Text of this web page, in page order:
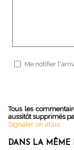
Me notifier
Tous les
aussitôt supprimés
Signaler un abus
DANS LA MÊME